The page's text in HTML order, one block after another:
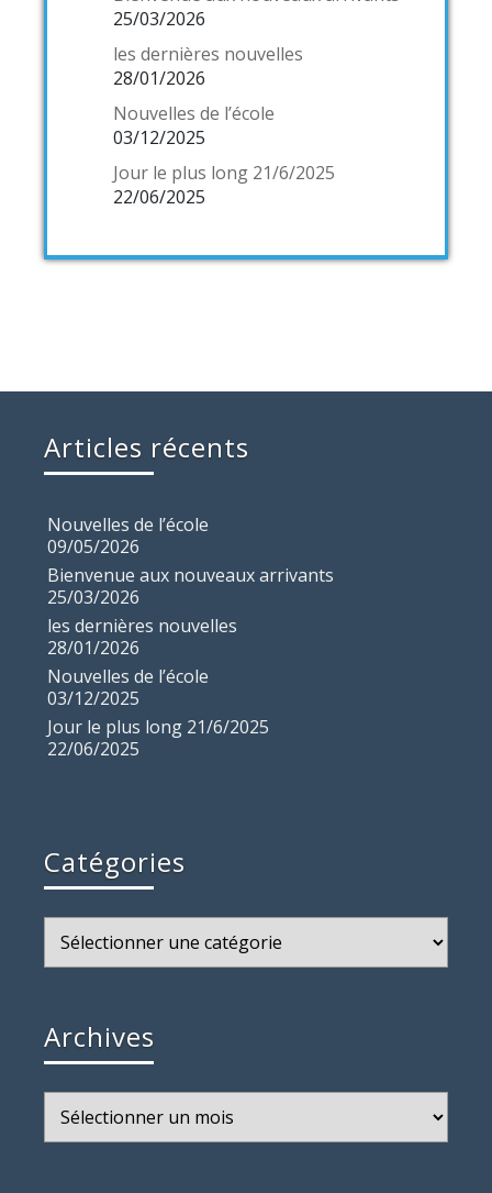
25/03/2026
les dernières nouvelles
28/01/2026
Nouvelles de l’école
03/12/2025
Jour le plus long 21/6/2025
22/06/2025
Articles récents
Nouvelles de l’école
09/05/2026
Bienvenue aux nouveaux arrivants
25/03/2026
les dernières nouvelles
28/01/2026
Nouvelles de l’école
03/12/2025
Jour le plus long 21/6/2025
22/06/2025
Catégories
Archives